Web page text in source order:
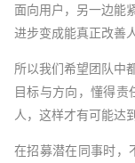
面向用户，另一边能
进步变成能真正改善
所以我们希望团队中
目标与方向，懂得责
人，这样才有可能达
在招募潜在同事时，